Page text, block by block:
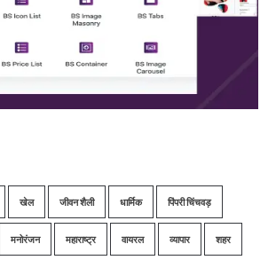
खेल जीवन शैली धार्मिक पिंपरी चिंचवड़
मनोरंजन महाराष्ट्र वायरल व्यापार शहर